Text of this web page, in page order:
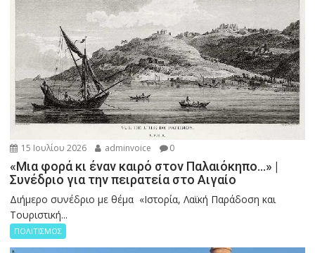
15 Ιουλίου 2026 adminvoice 0
«Μια φορά κι έναν καιρό στον Παλαιόκηπο…» |
Συνέδριο για την πειρατεία στο Αιγαίο
Διήμερο συνέδριο με θέμα «Ιστορία, Λαϊκή Παράδοση και
Τουριστική...
ΠΟΛΙΤΙΣΜΟΣ